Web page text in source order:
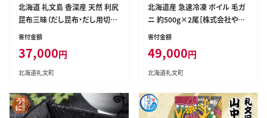
北海道 礼文島 香深産 天然 利尻
昆布三昧（だし昆布・だし用切り
昆布・早煮昆布・頭昆布）［香深漁
り昆布 早煮昆布 頭昆布 天然 利
尻昆布 香深産 海藻 和食 旨味
寄付金額
37,000円
北海道礼文町
北海道産 急速冷凍 ボイル 毛ガ
ニ 約500g×2尾［株式会社やま
じょう］【 かに カニ 蟹 毛蟹 毛ガ
かにみそ 海鮮 北海道 お祝い 贈
答 ギフト 】
寄付金額
49,000円
北海道礼文町